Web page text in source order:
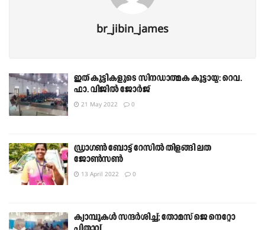
br_jibin_james
ഇത് കുട്ടികളുടെ സിനഡാത്മക കൂട്ടായ്മ: റെവ.
ഫാ. വിജിൽ ജോർജ്
21 May 2022 0
ഡ്രാഗൺ ബോട്ട് റേസിൽ തിളങ്ങി ലത
ജോൺസൺ
13 April 2022 0
ക്യാമ്പുകൾ സന്ദർശിച്ച്; തോമസ് ജെ നെറ്റോ